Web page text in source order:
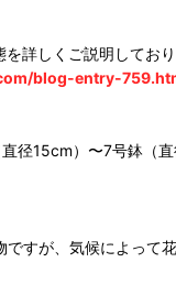
詳しくご説明しており
blog-entry-
径15cm）〜7号鉢（
ですが、気候によって